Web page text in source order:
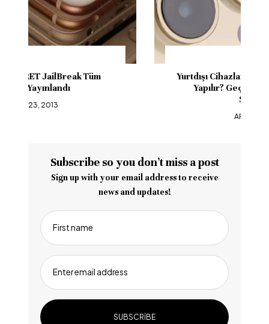
Yurtdışı Cihazların IMEI Kayıt İşlemi Nasıl
Yapılır? Geçici Kayıt Ve Oluşacak
Subscribe so you don’t miss a post
Sign up with your email address to receive
news and updates!
First name
Enter email address